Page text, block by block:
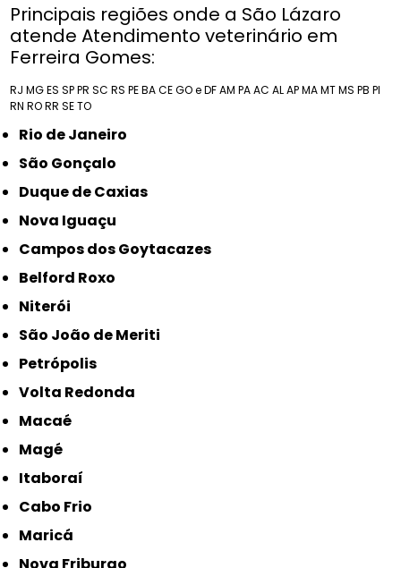
Principais regiões onde a São Lázaro
atende Atendimento veterinário em
Ferreira Gomes:
RJ MGES SPPR SC RS PEBACEGO e DFAM PAAC ALAPMAMTMS PB PI
RN RORR SETO
Rio de Janeiro
São Gonçalo
Duque de Caxias
Nova Iguaçu
Campos dos Goytacazes
Belford Roxo
Niterói
São João de Meriti
Petrópolis
Volta Redonda
Macaé
Magé
Itaboraí
Cabo Frio
Maricá
Nova Friburgo